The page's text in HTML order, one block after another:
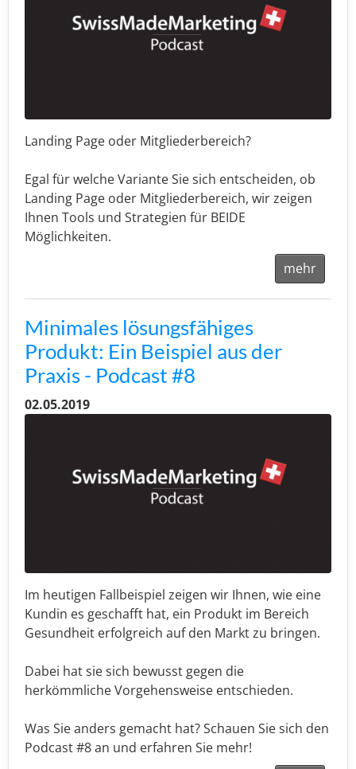
Landing Page oder Mitgliederbereich?
Egal für welche Variante Sie sich entscheiden, ob
Landing Page oder Mitgliederbereich, wir zeigen
Ihnen Tools und Strategien für BEIDE
Möglichkeiten.
mehr
Minimales lösungsfähiges
Produkt: Ein Beispiel aus der
Praxis - Podcast #8
02.05.2019
Im heutigen Fallbeispiel zeigen wir Ihnen, wie eine
Kundin es geschafft hat, ein Produkt im Bereich
Gesundheit erfolgreich auf den Markt zu bringen.
Dabei hat sie sich bewusst gegen die
herkömmliche Vorgehensweise entschieden.
Was Sie anders gemacht hat? Schauen Sie sich den
Podcast #8 an und erfahren Sie mehr!